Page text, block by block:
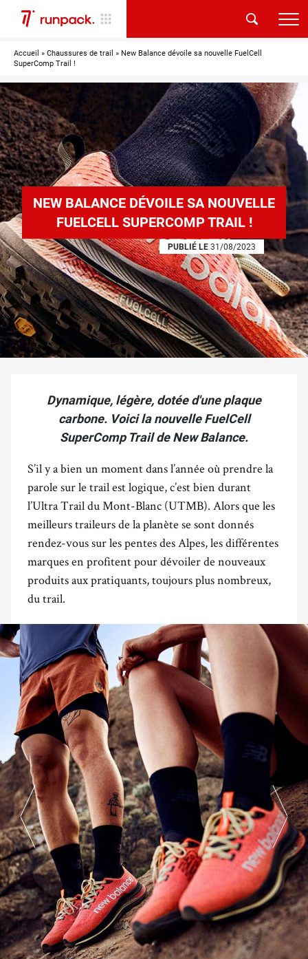
Accueil » Chaussures de trail » New Balance dévoile sa nouvelle FuelCell
SuperComp Trail !
NEW BALANCE DÉVOILE SA NOUVELLE
FUELCELL SUPERCOMP TRAIL !
PUBLIÉ LE 31/08/2023
Dynamique, légère, dotée d'une plaque
carbone. Voici la nouvelle FuelCell
SuperComp Trail de New Balance.
S’il y a bien un moment dans l’année où prendre la
parole sur le trail est logique, c’est bien durant
l’Ultra Trail du Mont-Blanc (UTMB). Alors que les
meilleurs traileurs de la planète se sont donnés
rendez-vous sur les pentes des Alpes, les différentes
marques en profitent pour dévoiler de nouveaux
produits aux pratiquants, toujours plus nombreux,
du trail.